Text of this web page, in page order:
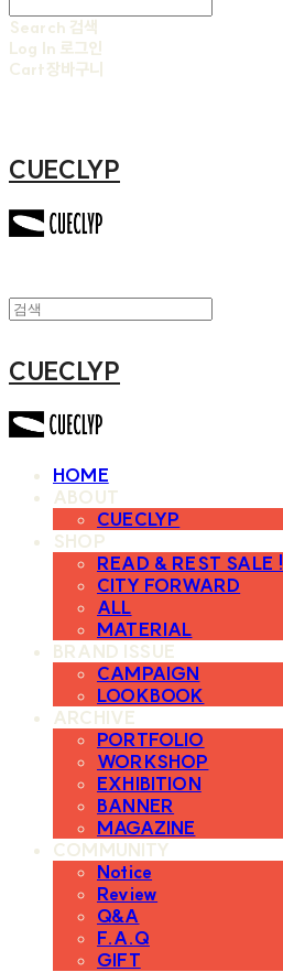
Search 검색
Log In 로그인
Cart장바구니
CUECLYP
CUECLYP
HOME
ABOUT
CUECLYP
SHOP
READ & REST SALE !
CITY FORWARD
ALL
MATERIAL
BRAND ISSUE
CAMPAIGN
LOOKBOOK
ARCHIVE
PORTFOLIO
WORKSHOP
EXHIBITION
BANNER
MAGAZINE
COMMUNITY
Notice
Review
Q&A
F.A.Q
GIFT